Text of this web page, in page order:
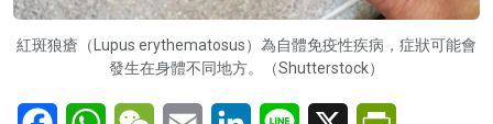
紅斑狼瘡（Lupus erythematosus）為自體免疫性疾病，症狀可能會
發生在身體不同地方。（Shutterstock）
FacebookWhatsAppWeChatEmail LinkedInLine X